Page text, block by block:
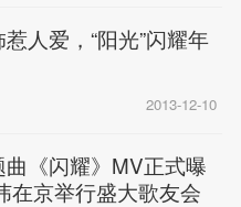
人爱，“阳光”闪耀年
2013-12-10
《闪耀》MV正式曝
在京举行盛大歌友会